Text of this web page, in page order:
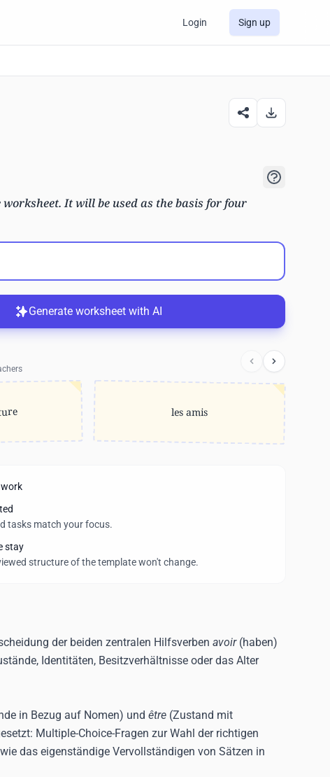
Login Sign up
It will be used as the basis for four
Generate worksheet with AI
les amis
tasks match your focus.
stay
structure of the template won't change.
der beiden zentralen Hilfsverben avoir(haben)
Identitäten, Besitzverhältnisse oder das Alter
in Bezug auf Nomen) und être (Zustand mit
Multiple-Choice-Fragen zur Wahl der richtigen
das eigenständige Vervollständigen von Sätzen in